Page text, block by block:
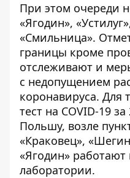
При этом очереди
«Ягодин»,
«Смильница».
границы кроме
отслеживают и
с недопущением
коронавируса. Для
тест на COVID-19
Польшу, возле
«Краковец»,
«Ягодин»
лаборатории.